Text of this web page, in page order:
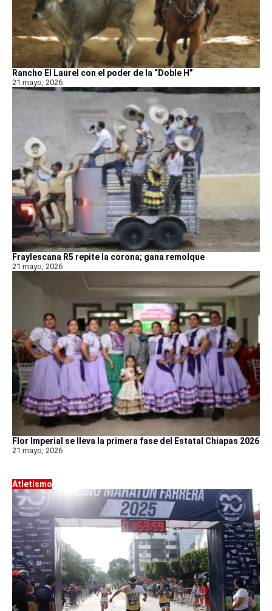
Rancho El Laurel con el poder de la “Doble H”
21 mayo, 2026
Fraylescana R5 repite la corona; gana remolque
21 mayo, 2026
Flor Imperial se lleva la primera fase del Estatal Chiapas 2026
21 mayo, 2026
Atletismo